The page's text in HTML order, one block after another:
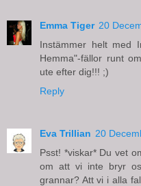
Emma Tiger 20
Instämmer helt med
Hemma"-fällor runt
ute efter dig!!! ;)
Reply
Eva Trillian 20
Psst! *viskar* Du vet
om att vi inte bryr
grannar? Att vi i alla